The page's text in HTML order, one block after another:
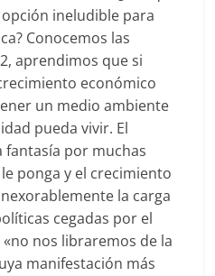
ineludible para
Conocemos las
aprendimos que si
económico
un medio ambiente
pueda vivir. El
fantasía por muchas
ponga y el crecimiento
la carga
cegadas por el
nos libraremos de la
manifestación más